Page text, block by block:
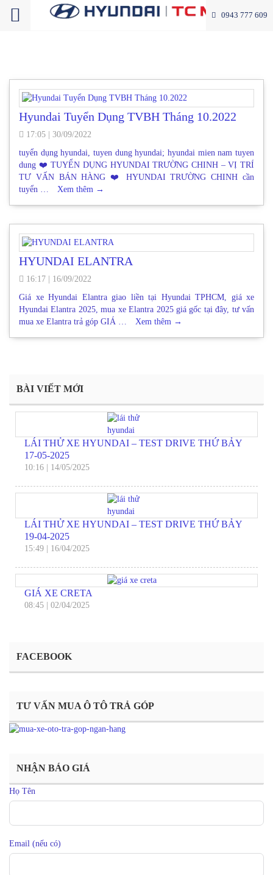
0943 777 609
Hyundai Tuyển Dụng TVBH Tháng 10.2022
17:05
30/09/2022
tuyển dụng hyundai, tuyen dung hyundai; hyundai mien nam tuyen
dung ❤️ TUYỂN DỤNG HYUNDAI TRƯỜNG CHINH – VỊ TRÍ
TƯ VẤN BÁN HÀNG ❤️ HYUNDAI TRƯỜNG CHINH cần
tuyển …
Xem thêm →
HYUNDAI ELANTRA
16:17
16/09/2022
Giá xe Hyundai Elantra giao liền tại Hyundai TPHCM, giá xe
Hyundai Elantra 2025, mua xe Elantra 2025 giá gốc tại đây, tư vấn
mua xe Elantra trả góp GIÁ …
Xem thêm →
BÀI VIẾT MỚI
LÁI THỬ XE HYUNDAI – TEST DRIVE THỨ BẢY
17-05-2025
10:16 14/05/2025
LÁI THỬ XE HYUNDAI – TEST DRIVE THỨ BẢY
19-04-2025
15:49 16/04/2025
GIÁ XE CRETA
08:45 02/04/2025
FACEBOOK
TƯ VẤN MUA Ô TÔ TRẢ GÓP
NHẬN BÁO GIÁ
Họ Tên
Email (nếu có)